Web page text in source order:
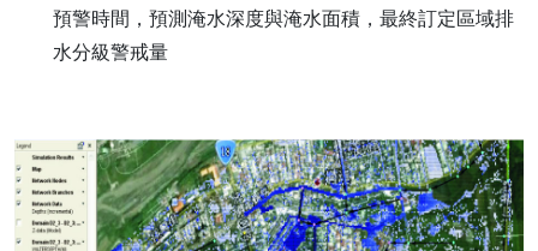
預警時間，預測淹水深度與淹水面積，最終訂定區域排
水分級警戒量